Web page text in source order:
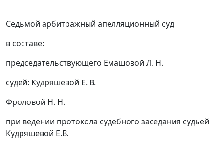
Седьмой арбитражный апелляционный суд
в составе:
председательствующего Емашовой Л. Н.
судей: Кудряшевой Е. В.
Фроловой Н. Н.
при ведении протокола судебного заседания судьей
Кудряшевой Е.В.